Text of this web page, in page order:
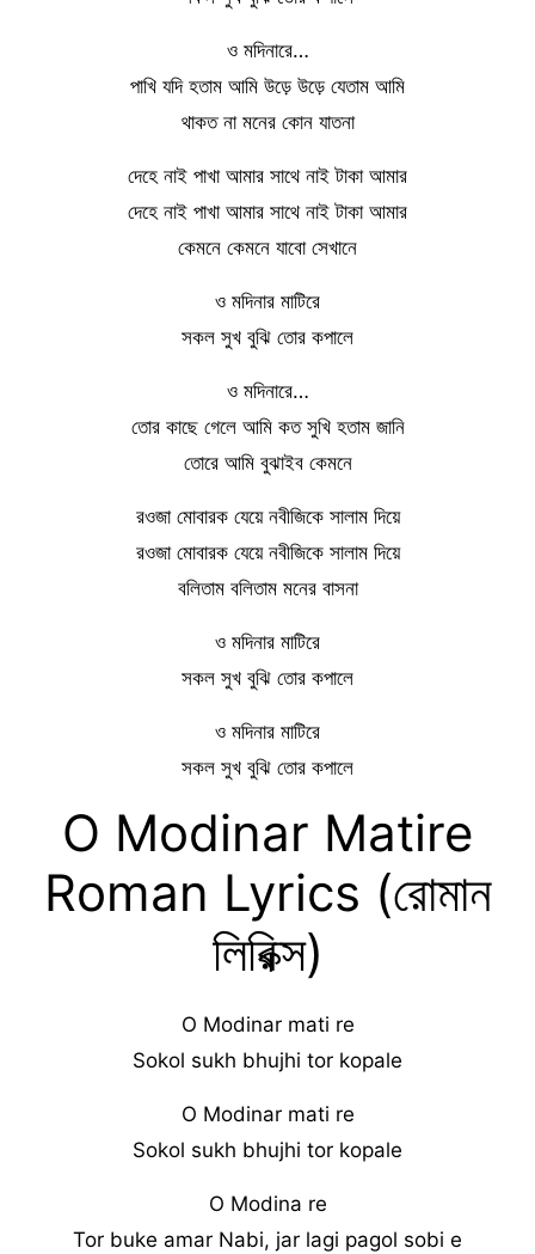
ও মদিনারে…
পাখি যদি হতাম আমি উড়ে উড়ে যেতাম আমি
থাকত না মনের কোন যাতনা
দেহে নাই পাখা আমার সাথে নাই টাকা আমার
দেহে নাই পাখা আমার সাথে নাই টাকা আমার
কেমনে কেমনে যাবো সেখানে
ও মদিনার মাটিরে
সকল সুখ বুঝি তোর কপালে
ও মদিনারে…
তোর কাছে গেলে আমি কত সুখি হতাম জানি
তোরে আমি বুঝাইব কেমনে
রওজা মোবারক যেয়ে নবীজিকে সালাম দিয়ে
রওজা মোবারক যেয়ে নবীজিকে সালাম দিয়ে
বলিতাম বলিতাম মনের বাসনা
ও মদিনার মাটিরে
সকল সুখ বুঝি তোর কপালে
ও মদিনার মাটিরে
সকল সুখ বুঝি তোর কপালে
O Modinar Matire
Roman Lyrics (রোমান
লিরিক্স)
O Modinar mati re
Sokol sukh bhujhi tor kopale
O Modinar mati re
Sokol sukh bhujhi tor kopale
O Modina re
Tor buke amar Nabi, jar lagi pagol sobi e